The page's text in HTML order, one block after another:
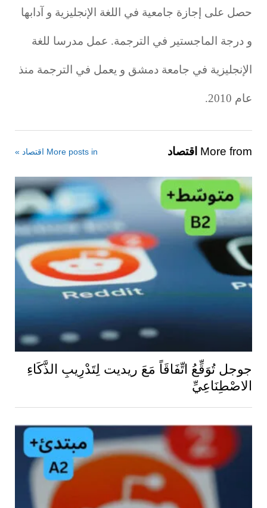
حصل على إجازة جامعية في اللغة الإنجليزية و آدابها
و درجة الماجستير في الترجمة. عمل مدرسا للغة
الإنجليزية في جامعة دمشق و يعمل في الترجمة منذ
عام 2010.
More from اقتصاد More posts in اقتصاد »
جوجل تُوَقِّعُ اتِّفَاقَاً مَعَ ريديت لِتَدْرِيبِ الذَّكَاءِ
الاصْطِنَاعِيِّ